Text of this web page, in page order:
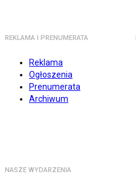
REKLAMA I PRENUMERATA
Reklama
Ogłoszenia
Prenumerata
Archiwum
NASZE WYDARZENIA